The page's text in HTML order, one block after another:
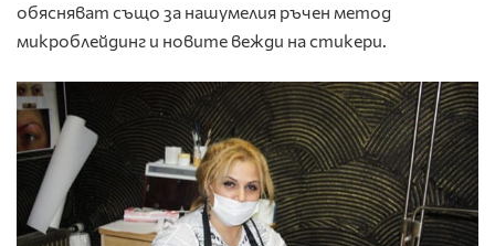
обясняват също за нашумелия ръчен метод
микроблейдинг и новите вежди на стикери.